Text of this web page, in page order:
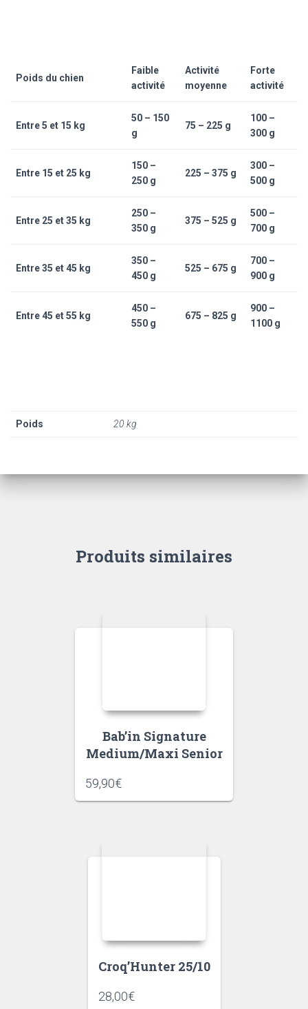
Poids du chien
Faible
activité
Activité
moyenne
Forte
activité
Entre 5 et 15 kg
50 – 150
g
75 – 225 g
100 –
300 g
Entre 15 et 25 kg
150 –
250 g
225 – 375 g
300 –
500 g
Entre 25 et 35 kg
250 –
350 g
375 – 525 g
500 –
700 g
Entre 35 et 45 kg
350 –
450 g
525 – 675 g
700 –
900 g
Entre 45 et 55 kg
450 –
550 g
675 – 825 g
900 –
1100 g
Poids 20 kg
Produits similaires
Bab’in Signature
Medium/Maxi Senior
59,90€
Croq’Hunter 25/10
28,00€